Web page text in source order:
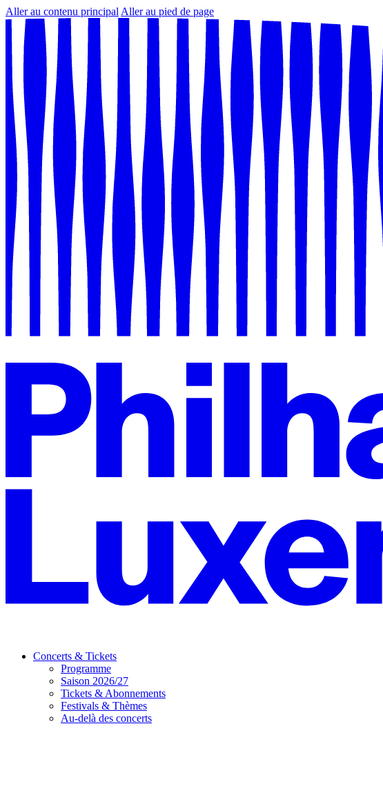
Aller au contenu principal Aller au pied de page
Concerts & Tickets
Programme
Saison 2026/27
Tickets & Abonnements
Festivals & Thèmes
Au-delà des concerts